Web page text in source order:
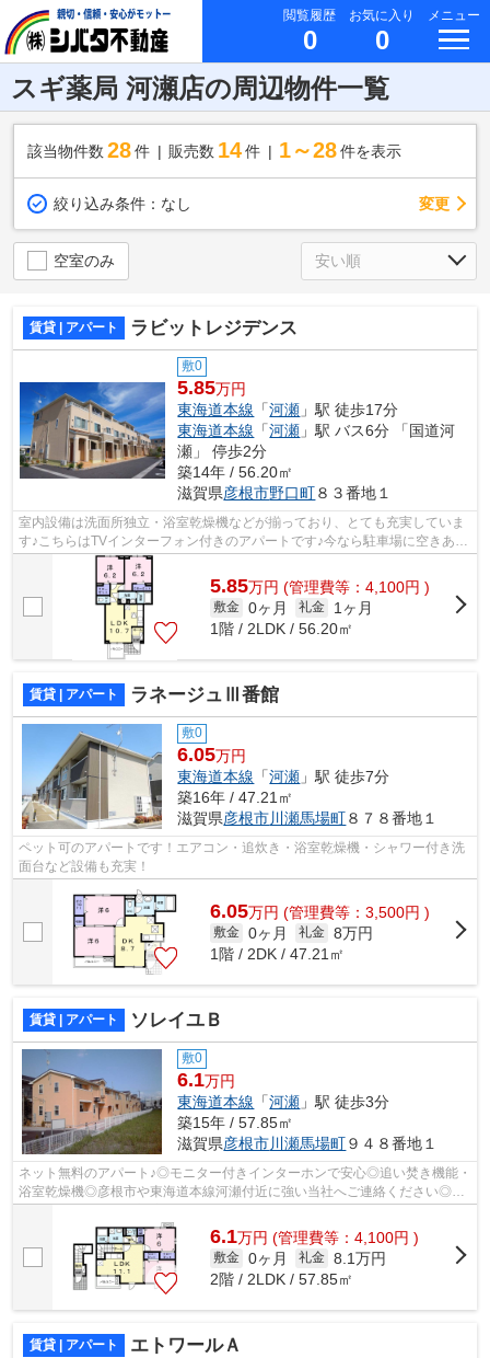
閲覧履歴
0
お気に入り
0
メニュー
スギ薬局 河瀬店の周辺物件一覧
該当物件数 28件 販売数 14 件 1～28 件を表示
絞り込み条件： なし 変更
空室のみ
賃貸 | アパート ラビットレジデンス
敷0
5.85万円
東海道本線 「河瀬 」駅 徒歩17分
東海道本線 「河瀬 」駅 バス6分 「国道河
瀬」 停歩2分
築14年 / 56.20㎡
滋賀県彦根市野口町８３番地１
室内設備は洗面所独立・浴室乾燥機などが揃っており、とても充実していま
す♪こちらはTVインターフォン付きのアパートです♪今なら駐車場に空きあ
り、お車をお持ちの方に♪56.2平米程の専...
5.85万円 (管理費等：4,100円 )
敷金 0ヶ月 礼金
1ヶ月
1階 / 2LDK / 56.20㎡
賃貸 | アパート ラネージュⅢ番館
敷0
6.05万円
東海道本線 「河瀬 」駅 徒歩7分
築16年 / 47.21㎡
滋賀県彦根市川瀬馬場町８７８番地１
ペット可のアパートです！エアコン・追炊き・浴室乾燥機・シャワー付き洗
面台など設備も充実！
6.05万円 (管理費等：3,500円 )
敷金 0ヶ月 礼金 8万円
1階 / 2DK / 47.21㎡
賃貸 | アパート ソレイユＢ
敷0
6.1万円
東海道本線 「河瀬 」駅 徒歩3分
築15年 / 57.85㎡
滋賀県彦根市川瀬馬場町９４８番地１
ネット無料のアパート♪◎モニター付きインターホンで安心◎追い焚き機能・
浴室乾燥機◎彦根市や東海道本線河瀬付近に強い当社へご連絡ください◎信
6.1万円 (管理費等：4,100円 )
敷金 0ヶ月 礼金 8.1万円
2階 / 2LDK / 57.85㎡
賃貸 | アパート エトワールＡ